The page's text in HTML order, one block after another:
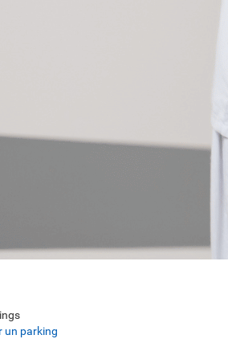
un parking